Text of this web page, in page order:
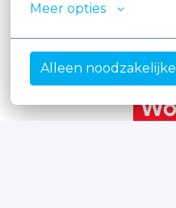
Meer opties
Alleen noodzakelijke